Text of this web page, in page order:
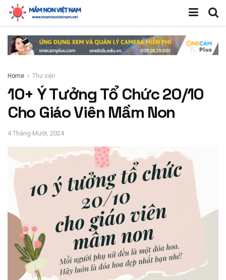
Home Thư viện
10+ Ý Tưởng Tổ Chức 20/10
Cho Giáo Viên Mầm Non
4 Tháng Mười, 2024